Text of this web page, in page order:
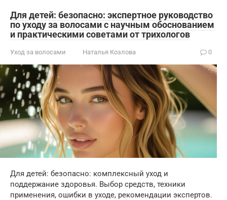
Для детей: безопасно: экспертное руководство
по уходу за волосами с научным обоснованием
и практическими советами от трихологов
Уход за волосами Наталья Козлова 0
Для детей: безопасно: комплексный уход и
поддержание здоровья. Выбор средств, техники
применения, ошибки в уходе, рекомендации экспертов.